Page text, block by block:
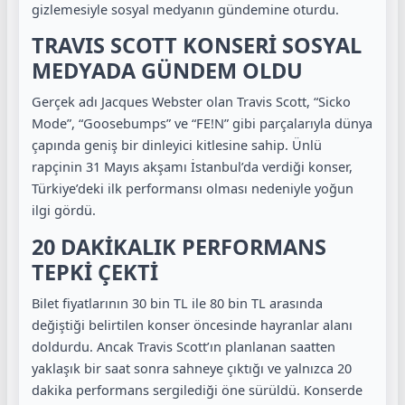
gizlemesiyle sosyal medyanın gündemine oturdu.
TRAVIS SCOTT KONSERİ SOSYAL
MEDYADA GÜNDEM OLDU
Gerçek adı Jacques Webster olan Travis Scott, “Sicko
Mode”, “Goosebumps” ve “FE!N” gibi parçalarıyla dünya
çapında geniş bir dinleyici kitlesine sahip. Ünlü
rapçinin 31 Mayıs akşamı İstanbul’da verdiği konser,
Türkiye’deki ilk performansı olması nedeniyle yoğun
ilgi gördü.
20 DAKİKALIK PERFORMANS
TEPKİ ÇEKTİ
Bilet fiyatlarının 30 bin TL ile 80 bin TL arasında
değiştiği belirtilen konser öncesinde hayranlar alanı
doldurdu. Ancak Travis Scott’ın planlanan saatten
yaklaşık bir saat sonra sahneye çıktığı ve yalnızca 20
dakika performans sergilediği öne sürüldü. Konserde